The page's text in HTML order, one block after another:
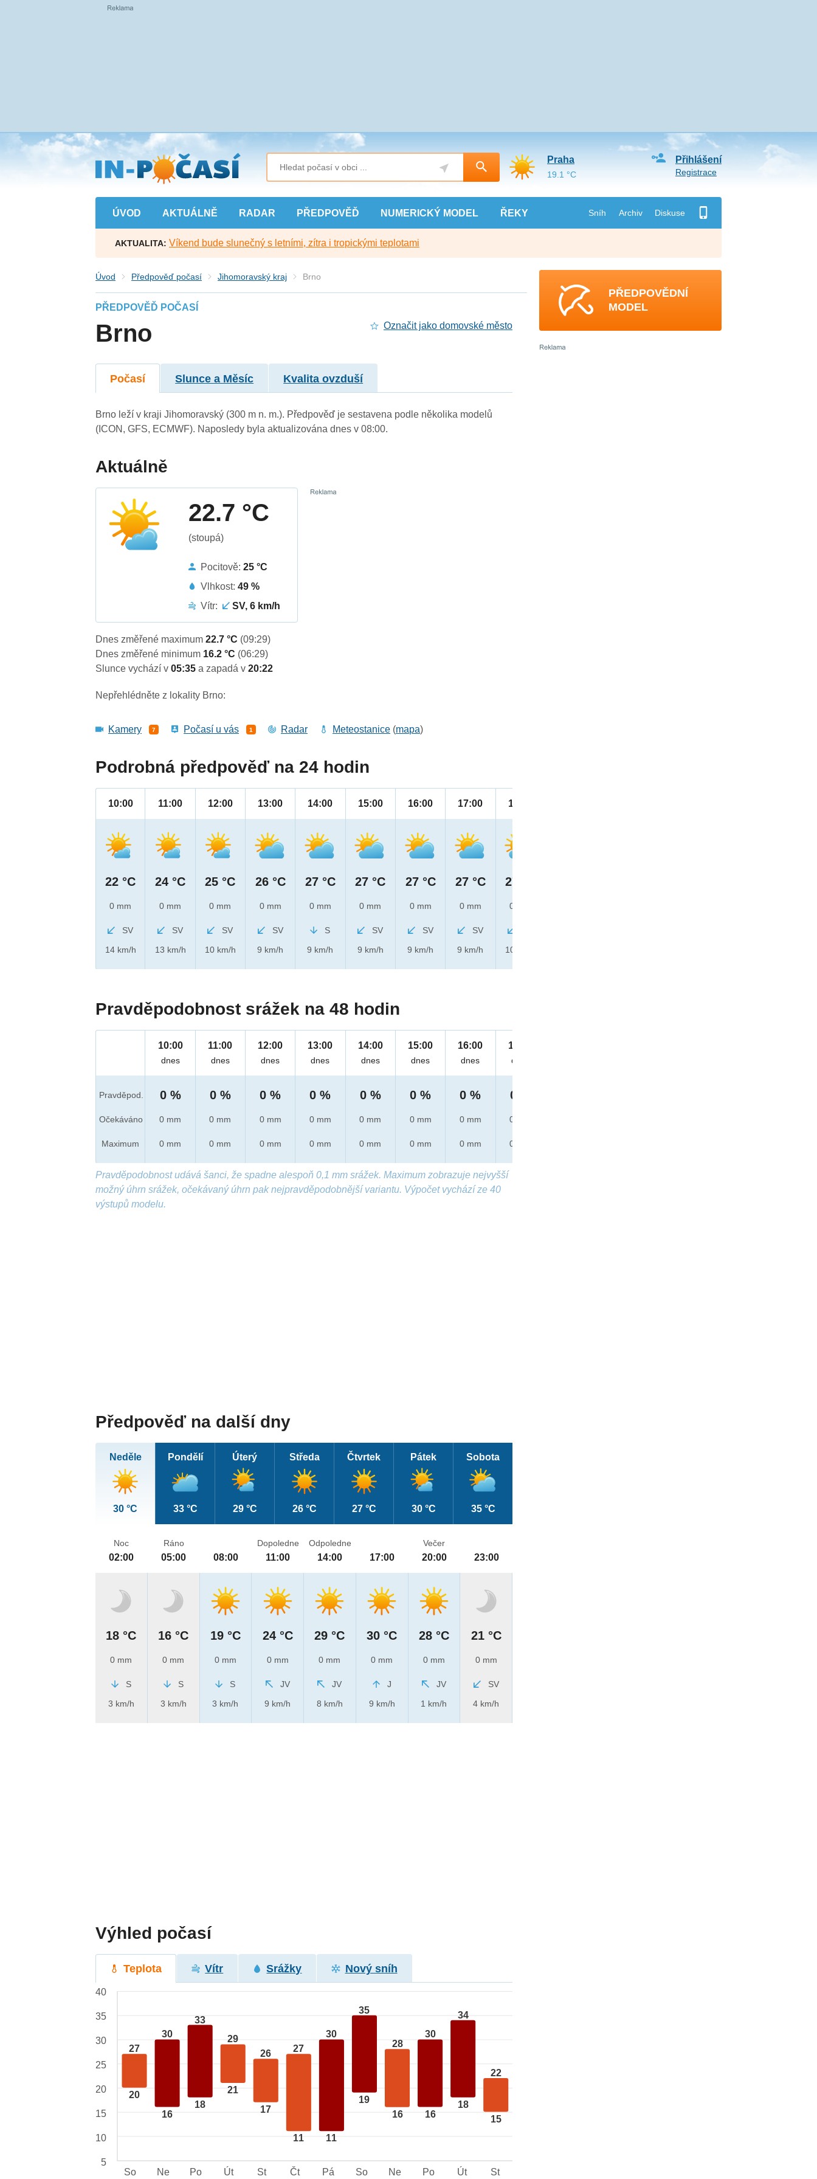
Přejít
na
hlavní
obsah
ÚVOD AKTUÁLNĚ RADAR PŘEDPOVĚĎ NUMERICKÝ MODEL ŘEKY Sníh Archiv Diskuse
Přihlášení
Registrace
Praha
19.1 °C
AKTUALITA: Víkend bude slunečný s letními, zítra i tropickými teplotami
Úvod Předpověď počasí Jihomoravský kraj Brno
PŘEDPOVĚĎ POČASÍ
Brno Označit jako domovské město
Počasí Slunce a Měsíc Kvalita ovzduší
Brno leží v kraji Jihomoravský (300 m n. m.). Předpověď je sestavena podle několika modelů
(ICON, GFS, ECMWF). Naposledy byla aktualizována dnes v 08:00.
Aktuálně
22.7 °C
(stoupá)
Pocitově:25 °C
Vlhkost:49 %
Vítr:
SV, 6 km/h
Dnes změřené maximum22.7 °C (09:29)
Dnes změřené minimum 16.2 °C (06:29)
Slunce vychází v05:35a zapadá v20:22
Nepřehlédněte z lokality Brno:
Kamery 7 Počasí u vás 1 Radar Meteostanice (mapa)
Podrobná předpověď na 24 hodin
10:00
22 °C
0 mm
SV
14 km/h
11:00
24 °C
0 mm
SV
13 km/h
12:00
25 °C
0 mm
SV
10 km/h
13:00
26 °C
0 mm
SV
9 km/h
14:00
27 °C
0 mm
S
9 km/h
15:00
27 °C
0 mm
SV
9 km/h
16:00
27 °C
0 mm
SV
9 km/h
17:00
27 °C
0 mm
SV
9 km/h
18:00
27 °C
0 mm
10 km/h
Pravděpodobnost srážek na 48 hodin
Pravděpod.
Očekáváno
Maximum
10:00
dnes
0 %
0 mm
0 mm
11:00
dnes
0 %
0 mm
0 mm
12:00
dnes
0 %
0 mm
0 mm
13:00
dnes
0 %
0 mm
0 mm
14:00
dnes
0 %
0 mm
0 mm
15:00
dnes
0 %
0 mm
0 mm
16:00
dnes
0 %
0 mm
0 mm
17:00
dnes
0 %
0 mm
0 mm
Pravděpodobnost udává šanci, že spadne alespoň 0,1 mm srážek. Maximum zobrazuje nejvyšší
možný úhrn srážek, očekávaný úhrn pak nejpravděpodobnější variantu. Výpočet vychází ze 40
výstupů modelu.
Předpověď na další dny
Neděle
30 °C
Pondělí
33 °C
Úterý
29 °C
Středa
26 °C
Čtvrtek
27 °C
Pátek
30 °C
Sobota
35 °C
Noc
02:00
18 °C
0 mm
S
3 km/h
Ráno
05:00
16 °C
0 mm
S
3 km/h
08:00
19 °C
0 mm
S
3 km/h
Dopoledne
11:00
24 °C
0 mm
JV
9 km/h
Odpoledne
14:00
29 °C
0 mm
JV
8 km/h
17:00
30 °C
0 mm
J
9 km/h
Večer
20:00
28 °C
0 mm
JV
1 km/h
23:00
21 °C
0 mm
SV
4 km/h
Výhled počasí
Teplota Vítr Srážky Nový sníh
27
20
30
16
33
18
29
21
26
17
27
11
30
11
35
19
28
16
30
16
34
18
22
15
40
35
30
25
20
15
10
5
So
Ne Po Út St Čt Pá So Ne Po Út St
PŘEDPOVĚDNÍ
MODEL